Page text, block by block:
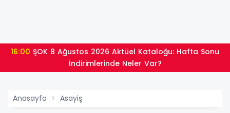
16:00
İndirimlerinde Neler Var?
Anasayfa Asayiş